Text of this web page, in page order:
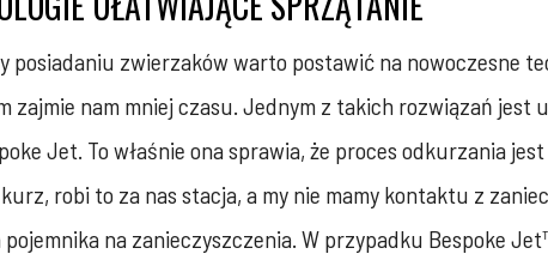
posiadaniu zwierzaków warto postawić na nowoczesne
zajmie nam mniej czasu. Jednym z takich rozwiązań
Jet. To właśnie ona sprawia, że proces odkurzania
robi to za nas stacja, a my nie mamy kontaktu z
na zanieczyszczenia. W przypadku Bespoke